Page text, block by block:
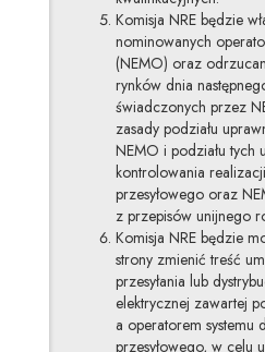
Komisja NRE będzie
nominowanych
(NEMO) oraz
rynków dnia
świadczonych przez
zasady podziału
NEMO i podziału tych
kontrolowania
przesyłowego oraz
z przepisów unijnego
Komisja NRE będzie
strony zmienić treść
przesyłania lub
elektrycznej zawartej
a operatorem systemu
przesyłowego, w celu